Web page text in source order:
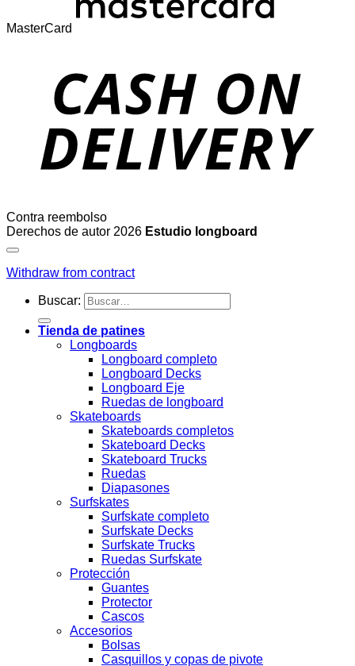
MasterCard
Contra reembolso
Derechos de autor 2026 Estudio longboard
Withdraw from contract
Buscar:
Tienda de patines
Longboards
Longboard completo
Longboard Decks
Longboard Eje
Ruedas de longboard
Skateboards
Skateboards completos
Skateboard Decks
Skateboard Trucks
Ruedas
Diapasones
Surfskates
Surfskate completo
Surfskate Decks
Surfskate Trucks
Ruedas Surfskate
Protección
Guantes
Protector
Cascos
Accesorios
Bolsas
Casquillos y copas de pivote